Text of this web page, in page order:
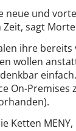
und
sagt
ihre
wollen
On-Premises
Ketten